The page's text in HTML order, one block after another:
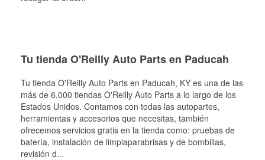
Tu tienda O'Reilly Auto Parts en Paducah
Tu tienda O'Reilly Auto Parts en Paducah, KY es una de las
más de 6,000 tiendas O'Reilly Auto Parts a lo largo de los
Estados Unidos. Contamos con todas las autopartes,
herramientas y accesorios que necesitas, también
ofrecemos servicios gratis en la tienda como: pruebas de
batería, instalación de limpiaparabrisas y de bombillas,
revisión d...